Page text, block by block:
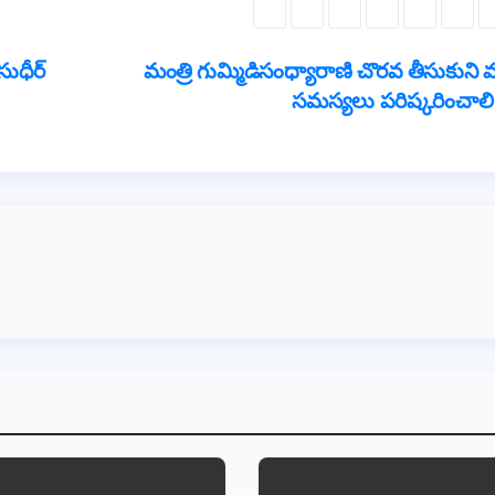
gr
మంత్రి గుమ్మిడిసంధ్యారాణి చొరవ తీసుకుని
సమస్యలు